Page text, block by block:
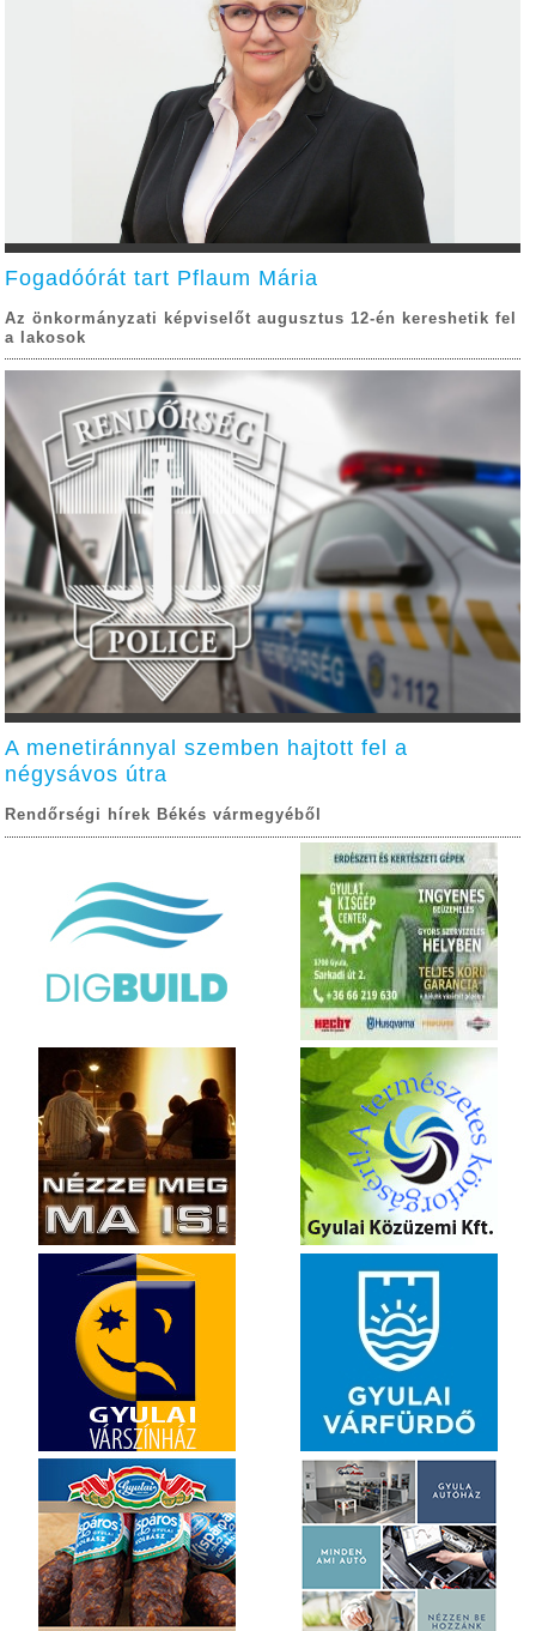
Fogadóórát tart Pflaum Mária
Az önkormányzati képviselőt augusztus 12-én kereshetik fel
a lakosok
A menetiránnyal szemben hajtott fel a
négysávos útra
Rendőrségi hírek Békés vármegyéből